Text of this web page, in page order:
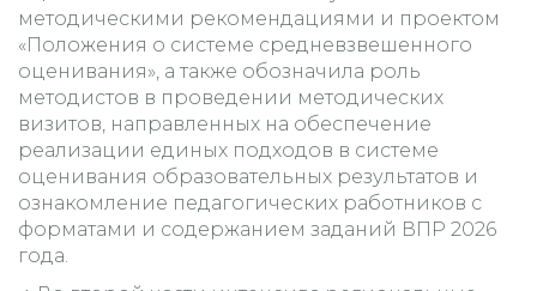
методическими рекомендациями и проектом
«Положения о системе средневзвешенного
оценивания», а также обозначила роль
методистов в проведении методических
визитов, направленных на обеспечение
реализации единых подходов в системе
оценивания образовательных результатов и
ознакомление педагогических работников с
форматами и содержанием заданий ВПР 2026
года.